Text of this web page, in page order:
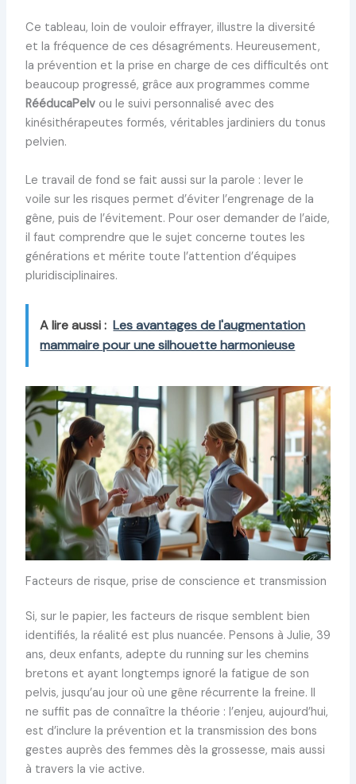
Ce tableau, loin de vouloir effrayer, illustre la diversité
et la fréquence de ces désagréments. Heureusement,
la prévention et la prise en charge de ces difficultés ont
beaucoup progressé, grâce aux programmes comme
RééducaPelvou le suivi personnalisé avec des
kinésithérapeutes formés, véritables jardiniers du tonus
pelvien.
Le travail de fond se fait aussi sur la parole : lever le
voile sur les risques permet d’éviter l’engrenage de la
gêne, puis de l’évitement. Pour oser demander de l’aide,
il faut comprendre que le sujet concerne toutes les
générations et mérite toute l’attention d’équipes
pluridisciplinaires.
A lire aussi : Les avantages de l'augmentation
mammaire pour une silhouette harmonieuse
Facteurs de risque, prise de conscience et transmission
Si, sur le papier, les facteurs de risque semblent bien
identifiés, la réalité est plus nuancée. Pensons à Julie, 39
ans, deux enfants, adepte du running sur les chemins
bretons et ayant longtemps ignoré la fatigue de son
pelvis, jusqu’au jour où une gêne récurrente la freine. Il
ne suffit pas de connaître la théorie : l’enjeu, aujourd’hui,
est d’inclure la prévention et la transmission des bons
gestes auprès des femmes dès la grossesse, mais aussi
à travers la vie active.